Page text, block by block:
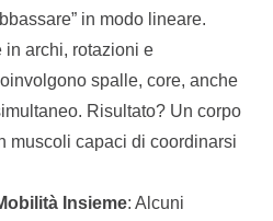
in modo lineare.
in archi, rotazioni e
spalle, core, anche
Risultato? Un corpo
muscoli capaci di coordinarsi
Insieme: Alcuni